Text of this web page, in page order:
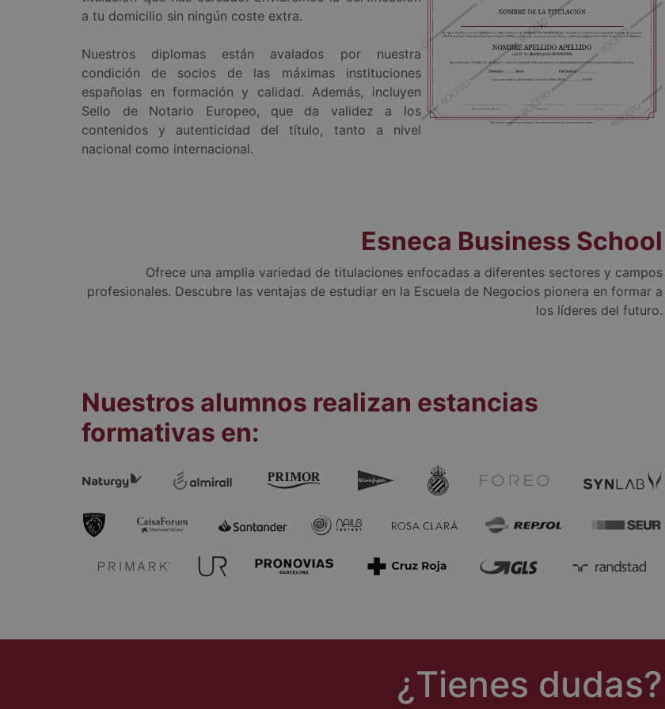
a tu domicilio sin ningún coste extra.
Nuestros diplomas están avalados por nuestra
condición de socios de las máximas instituciones
españolas en formación y calidad. Además, incluyen
Sello de Notario Europeo, que da validez a los
contenidos y autenticidad del título, tanto a nivel
nacional como internacional.
Esneca Business School
Ofrece una amplia variedad de titulaciones enfocadas a diferentes sectores y campos
profesionales. Descubre las ventajas de estudiar en la Escuela de Negocios pionera en formar a
los líderes del futuro.
Nuestros alumnos realizan estancias
formativas en:
¿Tienes dudas?